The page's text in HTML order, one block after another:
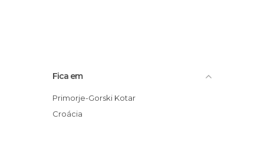
Fica em
Primorje-Gorski Kotar
Croácia